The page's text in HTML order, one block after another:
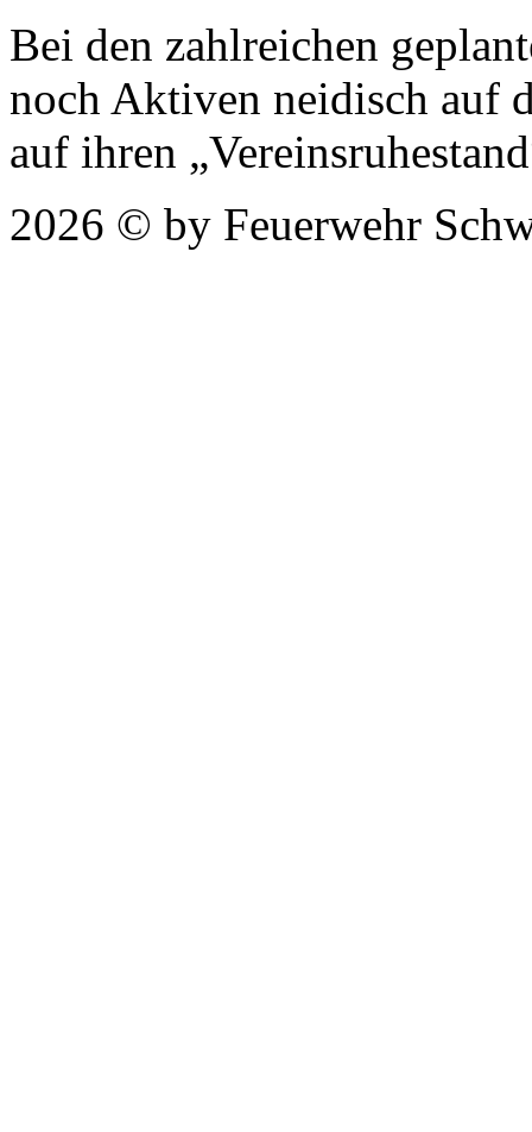
Bei den zahlreichen
noch Aktiven neidisch auf
auf ihren
2026 © by Feuerwehr